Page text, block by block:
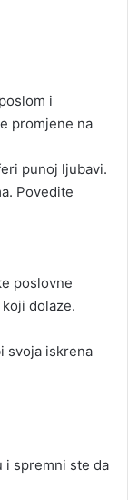
i
promjene na
punoj ljubavi.
Povedite
poslovne
dolaze.
svoja iskrena
i spremni ste da